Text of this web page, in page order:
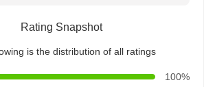
Rating Snapshot
is the distribution of all ratings
100%